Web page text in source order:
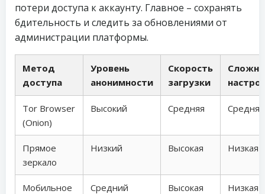
потери доступа к аккаунту. Главное – сохранять
бдительность и следить за обновлениями от
администрации платформы.
Метод
доступа
Уровень
анонимности
Скорость
загрузки
Tor Browser
(Onion)
Высокий Средняя Средняя
Прямое
зеркало
Низкий Высокая Низкая
Мобильное
Средний Высокая Низкая